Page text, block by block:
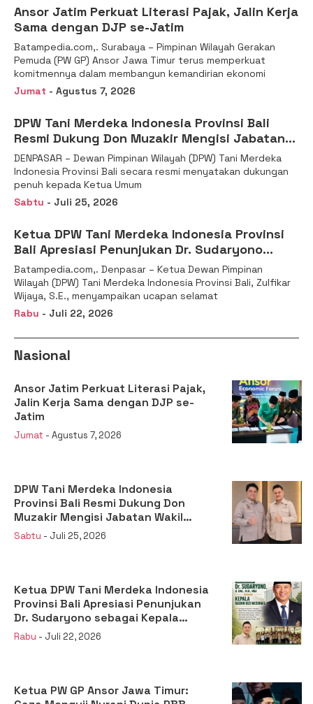
Ansor Jatim Perkuat Literasi Pajak, Jalin Kerja
Sama dengan DJP se-Jatim
Batampedia.com,. Surabaya – Pimpinan Wilayah Gerakan
Pemuda (PW GP) Ansor Jawa Timur terus memperkuat
komitmennya dalam membangun kemandirian ekonomi
Jumat - Agustus 7, 2026
DPW Tani Merdeka Indonesia Provinsi Bali
Resmi Dukung Don Muzakir Mengisi Jabatan
Wakil Menteri Pertanian RI
DENPASAR – Dewan Pimpinan Wilayah (DPW) Tani Merdeka
Indonesia Provinsi Bali secara resmi menyatakan dukungan
penuh kepada Ketua Umum
Sabtu - Juli 25, 2026
Ketua DPW Tani Merdeka Indonesia Provinsi
Bali Apresiasi Penunjukan Dr. Sudaryono
sebagai Kepala Badan Gizi Nasional
Batampedia.com,. Denpasar – Ketua Dewan Pimpinan
Wilayah (DPW) Tani Merdeka Indonesia Provinsi Bali, Zulfikar
Wijaya, S.E., menyampaikan ucapan selamat
Rabu - Juli 22, 2026
Nasional
Ansor Jatim Perkuat Literasi Pajak,
Jalin Kerja Sama dengan DJP se-
Jatim
Jumat - Agustus 7, 2026
DPW Tani Merdeka Indonesia
Provinsi Bali Resmi Dukung Don
Muzakir Mengisi Jabatan Wakil
Menteri Pertanian RI
Sabtu - Juli 25, 2026
Ketua DPW Tani Merdeka Indonesia
Provinsi Bali Apresiasi Penunjukan
Dr. Sudaryono sebagai Kepala
Badan Gizi Nasional
Rabu - Juli 22, 2026
Ketua PW GP Ansor Jawa Timur: